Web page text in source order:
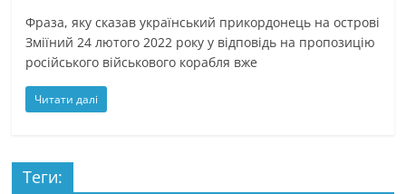
Фраза, яку сказав український прикордонець на острові
Зміїний 24 лютого 2022 року у відповідь на пропозицію
російського військового корабля вже
Читати далі
Теги: